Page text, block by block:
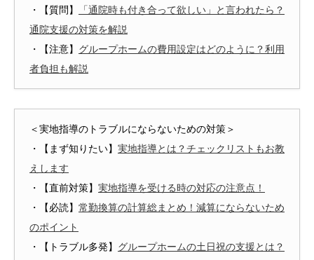
・【質問】
「通院時も付き合って欲しい」と言われたら？
通院支援の対策を解説
・【注意】 グループホームの費用設定はどのように？利用
者負担も解説
＜実地指導のトラブルにならないための対策＞
・【まず知りたい】 実地指導とは？チェックリストもお教
えします
・【直前対策】 実地指導を受ける時の対応の注意点！
・【必読】 常勤換算の計算総まとめ！減算にならないため
のポイント
・【トラブル多発】 グループホームの土日祝の支援とは？